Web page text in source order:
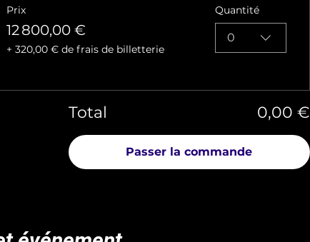
Prix
12 800,00 €
+ 320,00 € de frais de billetterie
Quantité
0
Total 0,00 €
Passer la commande